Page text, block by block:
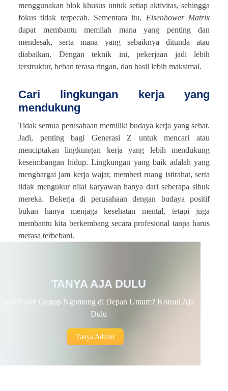
menggunakan blok khusus untuk setiap aktivitas, sehingga
fokus tidak terpecah. Sementara itu, Eisenhower Matrix
dapat membantu memilah mana yang penting dan
mendesak, serta mana yang sebaiknya ditunda atau
diabaikan. Dengan teknik ini, pekerjaan jadi lebih
terstruktur, beban terasa ringan, dan hasil lebih maksimal.
Cari lingkungan kerja yang
mendukung
Tidak semua perusahaan memiliki budaya kerja yang sehat.
Jadi, penting bagi Generasi Z untuk mencari atau
menciptakan lingkungan kerja yang lebih mendukung
keseimbangan hidup. Lingkungan yang baik adalah yang
menghargai jam kerja wajar, memberi ruang istirahat, serta
tidak mengukur nilai karyawan hanya dari seberapa sibuk
mereka. Bekerja di perusahaan dengan budaya positif
bukan hanya menjaga kesehatan mental, tetapi juga
membantu kita berkembang secara profesional tanpa harus
merasa terbebani.
TANYA AJA DULU
Susah dan Gugup Ngomong di Depan Umum? Konsul Aja
Dulu
Tanya Admin